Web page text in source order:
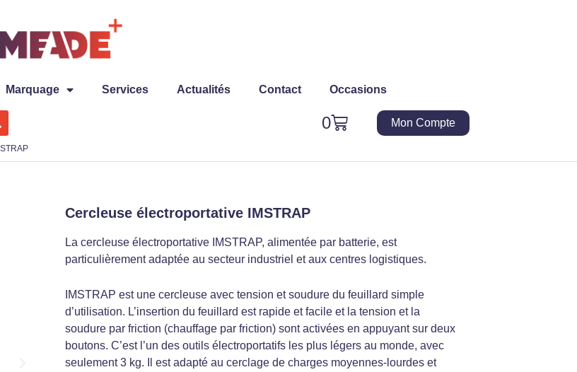
Marquage Services Actualités Contact Occasions
0
Panier Mon Compte
Cercleuse électroportative IMSTRAP
La cercleuse électroportative IMSTRAP, alimentée par batterie, est
particulièrement adaptée au secteur industriel et aux centres logistiques.
IMSTRAP est une cercleuse avec tension et soudure du feuillard simple
d’utilisation. L’insertion du feuillard est rapide et facile et la tension et la
soudure par friction (chauffage par friction) sont activées en appuyant sur deux
boutons. C’est l’un des outils électroportatifs les plus légers au monde, avec
seulement 3 kg. Il est adapté au cerclage de charges moyennes-lourdes et